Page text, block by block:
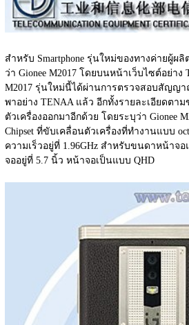
สำหรับ Smartphone รุ่นใหม่ของทางค่ายผู้ผ
ว่า Gionee M2017 โดยบนหน้าเว็บไซต์อย่าง
M2017 รุ่นใหม่นี้ได้ผ่านการตรวจสอบสัญญ
พาอย่าง TENAA แล้ว อีกทั้งรายละเอียดตาม
ตัวเครื่องออกมาอีกด้วย โดยระบุว่า Gionee
Chipset ที่ขับเคลื่อนตัวเครื่องที่ทำงานแบบ
ความเร็วอยู่ที่ 1.96GHz สำหรับขนดาหน้า
จออยู่ที่ 5.7 นิ้ว หน้าจอเป็นแบบ QHD